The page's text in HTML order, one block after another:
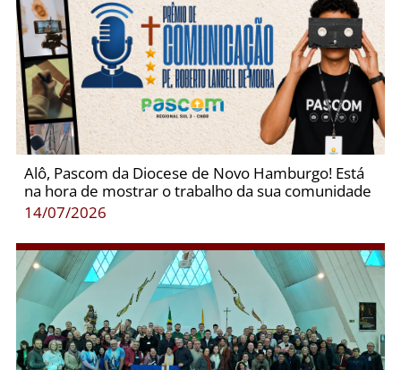
Alô, Pascom da Diocese de Novo Hamburgo! Está
na hora de mostrar o trabalho da sua comunidade
14/07/2026